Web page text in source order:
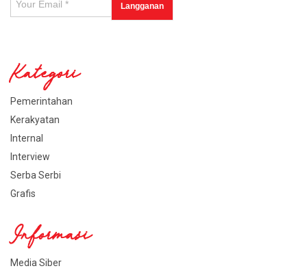
Kategori
Pemerintahan
Kerakyatan
Internal
Interview
Serba Serbi
Grafis
Informasi
Media Siber